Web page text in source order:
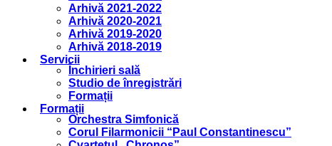
Arhivă 2021-2022
Arhivă 2020-2021
Arhivă 2019-2020
Arhivă 2018-2019
Servicii
Închirieri sală
Studio de înregistrări
Formații
Formații
Orchestra Simfonică
Corul Filarmonicii “Paul Constantinescu”